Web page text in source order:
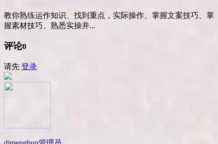
教你熟练运作知识、找到重点，实际操作、掌握文案技巧、掌
握素材技巧、熟悉实操并...
评论0
请先 登录